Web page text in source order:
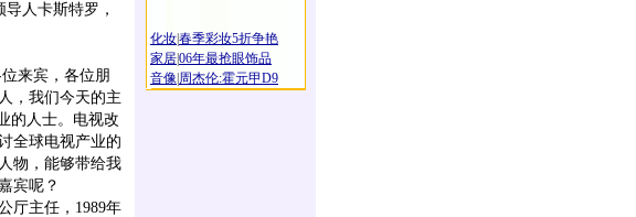
人卡斯特罗，
来宾，各位朋
，我们今天的主
的人士。电视改
全球电视产业的
物，能够带给我
宾呢？
厅主任，1989年
化妆春季彩妆5折争艳
家居06年最抢眼饰品
音像 周杰伦:霍元甲D9